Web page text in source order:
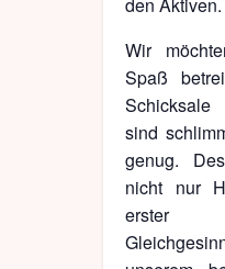
Wir
Spaß
sind
genug.
nicht nur
erster